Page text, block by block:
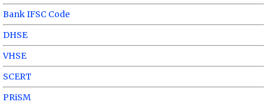
Bank IFSC Code
DHSE
VHSE
SCERT
PRiSM